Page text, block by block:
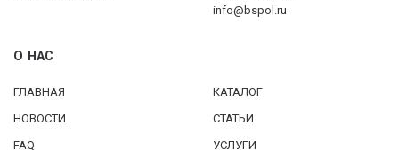
info@bspol.ru
О НАС
ГЛАВНАЯ
КАТАЛОГ
НОВОСТИ
СТАТЬИ
FAQ
УСЛУГИ